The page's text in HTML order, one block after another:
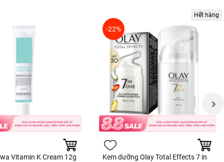
Vitamin K Cream 12g
-22%
Hết hàng
Kem dưỡng Olay Total Effects 7 in